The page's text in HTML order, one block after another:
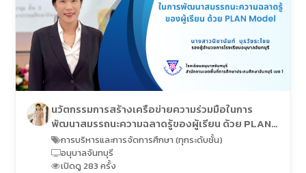
นวัตกรรมการสร้างเครือข่ายความร่วมมือในการ
พัฒนาสมรรถนะความฉลาดรู้ของผู้เรียน ด้วย PLAN
Model โรงเรียนอนุบาลจันทบุรี
การบริหารและการจัดการศึกษา (ทุกระดับชั้น)
อนุบาลจันทบุรี
เปิดดู 283 ครั้ง